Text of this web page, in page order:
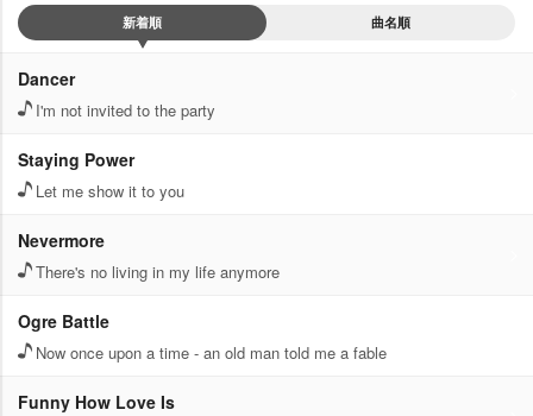
新着順 曲名順
Dancer
I'm not invited to the party
Staying Power
Let me show it to you
Nevermore
There's no living in my life anymore
Ogre Battle
Now once upon a time - an old man told me a fable
Funny How Love Is